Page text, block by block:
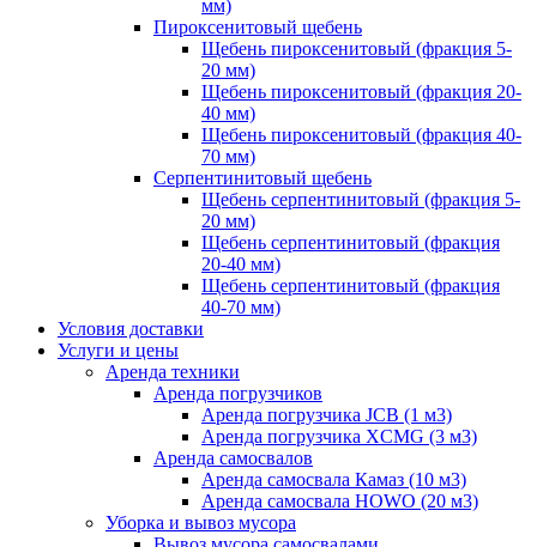
мм)
Пироксенитовый щебень
Щебень пироксенитовый (фракция 5-
20 мм)
Щебень пироксенитовый (фракция 20-
40 мм)
Щебень пироксенитовый (фракция 40-
70 мм)
Серпентинитовый щебень
Щебень серпентинитовый (фракция 5-
20 мм)
Щебень серпентинитовый (фракция
20-40 мм)
Щебень серпентинитовый (фракция
40-70 мм)
Условия доставки
Услуги и цены
Аренда техники
Аренда погрузчиков
Аренда погрузчика JCB (1 м3)
Аренда погрузчика XCMG (3 м3)
Аренда самосвалов
Аренда самосвала Камаз (10 м3)
Аренда самосвала HOWO (20 м3)
Уборка и вывоз мусора